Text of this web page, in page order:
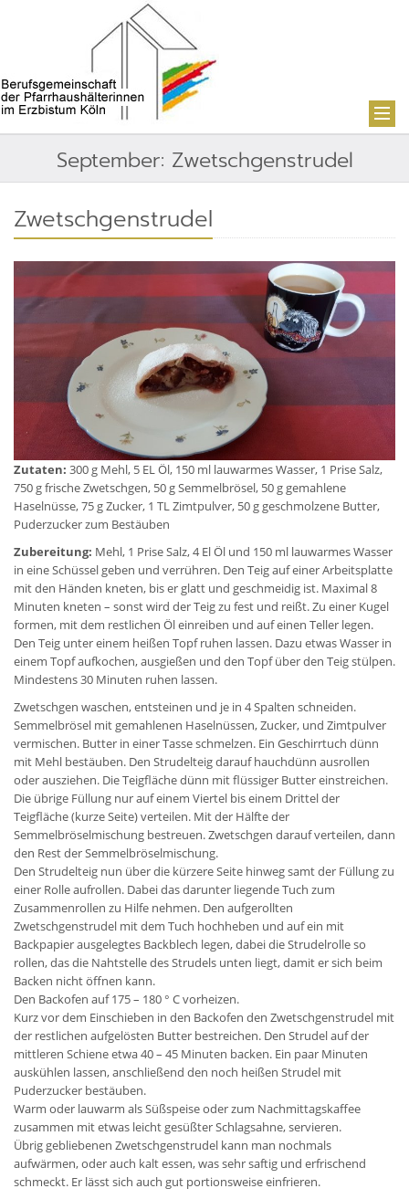
September: Zwetschgenstrudel
Zwetschgenstrudel
Zutaten: 300 g Mehl, 5 EL Öl, 150 ml lauwarmes Wasser, 1 Prise Salz,
750 g frische Zwetschgen, 50 g Semmelbrösel, 50 g gemahlene
Haselnüsse, 75 g Zucker, 1 TL Zimtpulver, 50 g geschmolzene Butter,
Puderzucker zum Bestäuben
Zubereitung: Mehl, 1 Prise Salz, 4 El Öl und 150 ml lauwarmes Wasser
in eine Schüssel geben und verrühren. Den Teig auf einer Arbeitsplatte
mit den Händen kneten, bis er glatt und geschmeidig ist. Maximal 8
Minuten kneten – sonst wird der Teig zu fest und reißt. Zu einer Kugel
formen, mit dem restlichen Öl einreiben und auf einen Teller legen.
Den Teig unter einem heißen Topf ruhen lassen. Dazu etwas Wasser in
einem Topf aufkochen, ausgießen und den Topf über den Teig stülpen.
Mindestens 30 Minuten ruhen lassen.
Zwetschgen waschen, entsteinen und je in 4 Spalten schneiden.
Semmelbrösel mit gemahlenen Haselnüssen, Zucker, und Zimtpulver
vermischen. Butter in einer Tasse schmelzen. Ein Geschirrtuch dünn
mit Mehl bestäuben. Den Strudelteig darauf hauchdünn ausrollen
oder ausziehen. Die Teigfläche dünn mit flüssiger Butter einstreichen.
Die übrige Füllung nur auf einem Viertel bis einem Drittel der
Teigfläche (kurze Seite) verteilen. Mit der Hälfte der
Semmelbröselmischung bestreuen. Zwetschgen darauf verteilen, dann
den Rest der Semmelbröselmischung.
Den Strudelteig nun über die kürzere Seite hinweg samt der Füllung zu
einer Rolle aufrollen. Dabei das darunter liegende Tuch zum
Zusammenrollen zu Hilfe nehmen. Den aufgerollten
Zwetschgenstrudel mit dem Tuch hochheben und auf ein mit
Backpapier ausgelegtes Backblech legen, dabei die Strudelrolle so
rollen, das die Nahtstelle des Strudels unten liegt, damit er sich beim
Backen nicht öffnen kann.
Den Backofen auf 175 – 180 ° C vorheizen.
Kurz vor dem Einschieben in den Backofen den Zwetschgenstrudel mit
der restlichen aufgelösten Butter bestreichen. Den Strudel auf der
mittleren Schiene etwa 40 – 45 Minuten backen. Ein paar Minuten
auskühlen lassen, anschließend den noch heißen Strudel mit
Puderzucker bestäuben.
Warm oder lauwarm als Süßspeise oder zum Nachmittagskaffee
zusammen mit etwas leicht gesüßter Schlagsahne, servieren.
Übrig gebliebenen Zwetschgenstrudel kann man nochmals
aufwärmen, oder auch kalt essen, was sehr saftig und erfrischend
schmeckt. Er lässt sich auch gut portionsweise einfrieren.